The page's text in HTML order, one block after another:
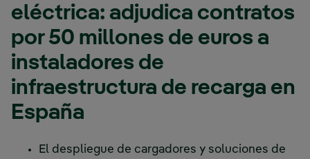
eléctrica: adjudica contratos
por 50 millones de euros a
instaladores de
infraestructura de recarga en
España
El despliegue de cargadores y soluciones de